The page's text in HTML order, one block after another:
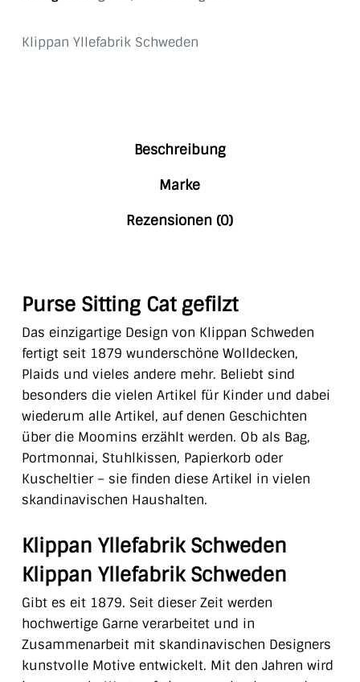
Klippan Yllefabrik Schweden
Beschreibung
Marke
Rezensionen (0)
Purse Sitting Cat gefilzt
Das einzigartige Design von Klippan Schweden
fertigt seit 1879 wunderschöne Wolldecken,
Plaids und vieles andere mehr. Beliebt sind
besonders die vielen Artikel für Kinder und dabei
wiederum alle Artikel, auf denen Geschichten
über die Moomins erzählt werden. Ob als Bag,
Portmonnai, Stuhlkissen, Papierkorb oder
Kuscheltier – sie finden diese Artikel in vielen
skandinavischen Haushalten.
Klippan Yllefabrik Schweden
Klippan Yllefabrik Schweden
Gibt es eit 1879. Seit dieser Zeit werden
hochwertige Garne verarbeitet und in
Zusammenarbeit mit skandinavischen Designers
kunstvolle Motive entwickelt. Mit den Jahren wird